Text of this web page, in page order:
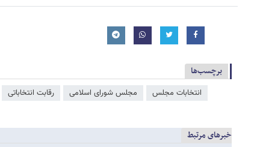
برچسب‌ها
انتخابات مجلس مجلس شورای اسلامی رقابت انتخاباتی
خبرهای مرتبط